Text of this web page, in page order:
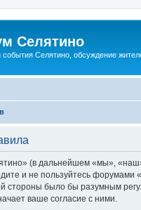
Селятино
события Селятино, обсуждение
(в дальнейшем «мы»,
и не пользуйтесь
стороны было бы разумным
ваше согласие с ними.